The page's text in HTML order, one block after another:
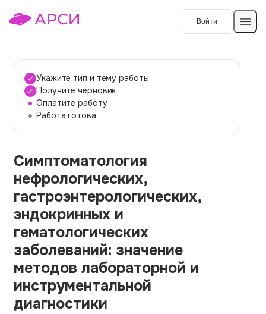
Войти
Темы работ
О сервисе
О компании
Наши гарантии
Порядок оплаты
Вопросы и ответы
Отзывы
Контакты
Укажите тип и тему работы
Получите черновик
Оплатите работу
Работа готова
Симптоматология
нефрологических,
гастроэнтерологических,
эндокринных и
гематологических
заболеваний: значение
методов лабораторной и
инструментальной
диагностики